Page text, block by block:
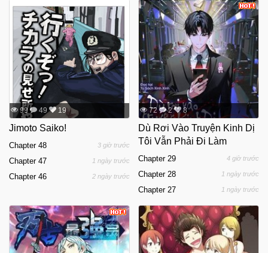
99 49 19
Jimoto Saiko!
Chapter 48 3 giờ trước
Chapter 47 1 ngày trước
Chapter 46 2 ngày trước
72 2 8
Dù Rơi Vào Truyện Kinh Dị
Tôi Vẫn Phải Đi Làm
Chapter 29 4 giờ trước
Chapter 28 1 ngày trước
Chapter 27 1 ngày trước